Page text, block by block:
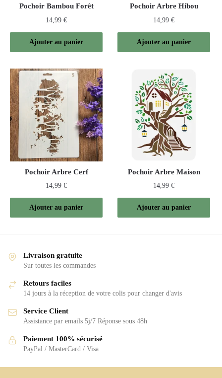
Pochoir Bambou Forêt
14,99€
Ajouter au panier
Pochoir Arbre Hibou
14,99€
Ajouter au panier
Pochoir Arbre Cerf
14,99€
Ajouter au panier
Pochoir Arbre Maison
14,99€
Ajouter au panier
Livraison gratuite
Sur toutes les commandes
Retours faciles
14 jours à la réception de votre colis pour changer d'avis
Service Client
Assistance par emails 5j/7 Réponse sous 48h
Paiement 100% sécurisé
PayPal / MasterCard / Visa